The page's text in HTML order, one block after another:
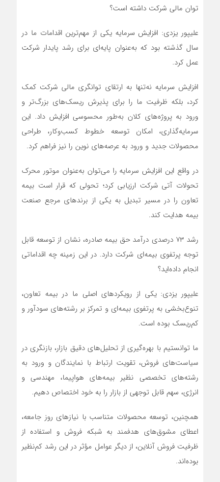
توان مالی شرکت داشته است؟
علیپور یزدی: افزایش سرمایه یکی از مهم‌ترین اقدامات ما در
سال گذشته بود که به‌عنوان پایه‌ای برای رشد پایدار شرکت
عمل کرد.
افزایش سرمایه نه‌تنها به ارتقای توانگری مالی شرکت کمک
کرد، بلکه ظرفیت ما را برای پذیرش ریسک‌های بزرگ‌تر و
ورود به پروژه‌های کلان به‌طور محسوسی افزایش داد. این
سرمایه‌گذاری، امکان توسعه خطوط کسب‌وکار، طراحی
محصولات جدید و ورود به عرصه‌های نوین را نیز فراهم کرد.
در واقع این افزایش سرمایه را می‌توان به‌عنوان موتور محرک
تحولات آتی شرکت ارزیابی کرد؛ تحولی که قرار است بیمه
تعاون را در مسیر تبدیل به یکی از برندهای مرجع صنعت
بیمه هدایت کند.
رشد ۷۳ درصدی درآمد حق بیمه صادره، نشان از توسعه قابل
توجه پرتفوی بیمه‌ای شرکت دارد. در این زمینه چه اقداماتی
انجام داده‌اید؟
علیپور یزدی: یکی از رویکردهای اصلی ما در بیمه تعاون،
تنوع‌بخشی به پرتفوی بیمه‌ای و تمرکز بر رشته‌های سودآور و
کم‌ریسک بوده است.
ما توانستیم با بهره‌گیری از تحلیل‌های دقیق بازار، بازنگری در
سیاست‌های فروش، تقویت ارتباط با نمایندگان و ورود به
رشته‌های تخصصی نظیر بیمه‌های هواپیما، مهندسی و
انرژی، سهم قابل توجهی از بازار را به خود اختصاص دهیم.
همچنین، توسعه محصولات متناسب با نیازهای روز جامعه،
اعطای مشوق‌های هدفمند به شبکه فروش و استفاده از
ظرفیت فروش آنلاین، از دیگر عوامل مؤثر در این رشد کم‌نظیر
بوده‌اند.